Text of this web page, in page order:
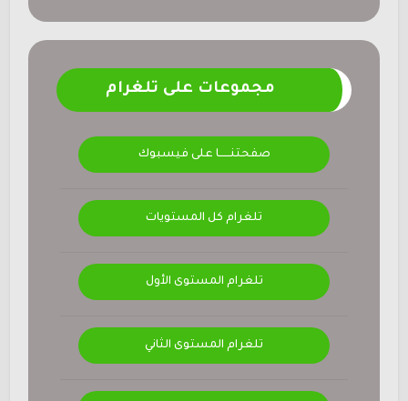
مجموعات على تلغرام
صفحتنــــــا على فيسبوك
تلغرام كل المستويات
تلغرام المستوى الأول
تلغرام المستوى الثاني